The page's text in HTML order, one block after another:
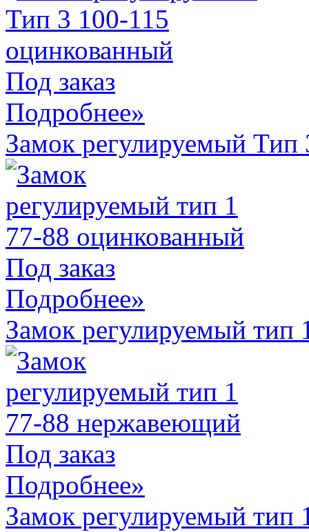
Под заказ
Подробнее»
Замок регулируемый
Под заказ
Подробнее»
Замок регулируемый тип
Под заказ
Подробнее»
Замок регулируемый